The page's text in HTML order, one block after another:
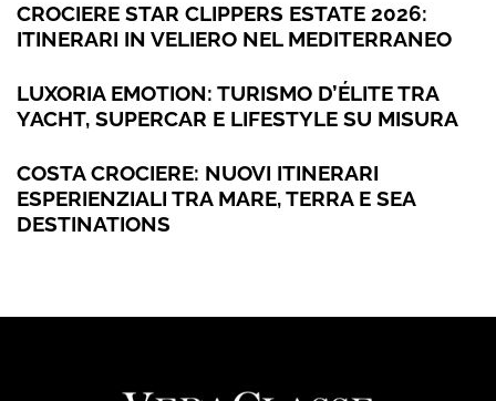
CROCIERE STAR CLIPPERS ESTATE 2026:
ITINERARI IN VELIERO NEL MEDITERRANEO
LUXORIA EMOTION: TURISMO D’ÉLITE TRA
YACHT, SUPERCAR E LIFESTYLE SU MISURA
COSTA CROCIERE: NUOVI ITINERARI
ESPERIENZIALI TRA MARE, TERRA E SEA
DESTINATIONS